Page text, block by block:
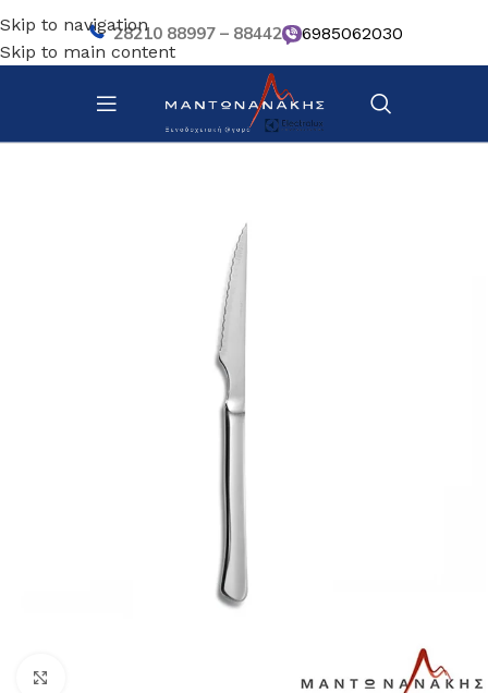
Skip to navigation
Skip to main content
28210 88997 – 88442 6985062030
Αρχική σελίδα/ Επιτραπέζια Είδη/ Μαχαιροπίρουνα